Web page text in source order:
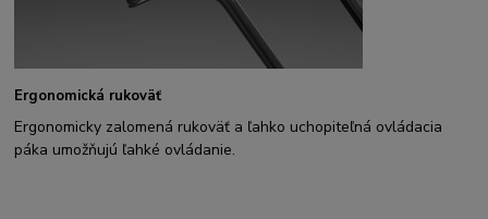
Ergonomická rukoväť
Ergonomicky zalomená rukoväť a ľahko uchopiteľná ovládacia
páka umožňujú ľahké ovládanie.